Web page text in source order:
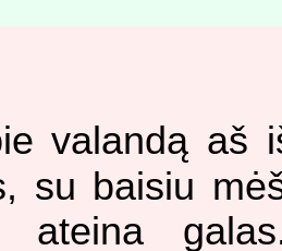
valandą aš
su baisiu
ateina